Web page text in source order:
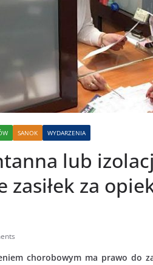
SANOK WYDARZENIA
lub
zasiłek za
chorobowym ma prawo do